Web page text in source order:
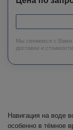
Мы свяжемся с Вами
доставки и
Навигация на воде
особенно в тёмное